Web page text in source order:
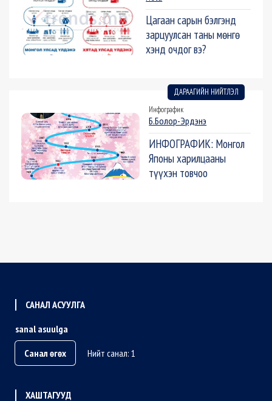
Цагаан сарын бэлгэнд
зарцуулсан таны мөнгө
хэнд очдог вэ?
ДАРААГИЙН НИЙТЛЭЛ
Инфографик
Б.Болор-Эрдэнэ
ИНФОГРАФИК: Монгол
Японы харилцааны
түүхэн товчоо
САНАЛ АСУУЛГА
sanal asuulga
Санал өгөх
Нийт санал: 1
ХАШТАГУУД